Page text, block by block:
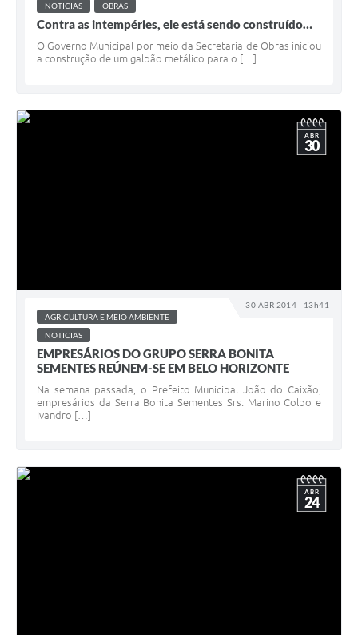
NOTICIAS
OBRAS
Contra as intempéries, ele está sendo construído…
O Governo Municipal por meio da Secretaria de Obras iniciou
a construção de um galpão metálico para o […]
30 ABR 2014 - 13h41
ABR
30
AGRICULTURA E MEIO AMBIENTE
NOTICIAS
EMPRESÁRIOS DO GRUPO SERRA BONITA
SEMENTES REÚNEM-SE EM BELO HORIZONTE
Na semana passada, o Prefeito Municipal João do Caixão,
empresários da Serra Bonita Sementes Srs. Marino Colpo e
Ivandro […]
ABR
24